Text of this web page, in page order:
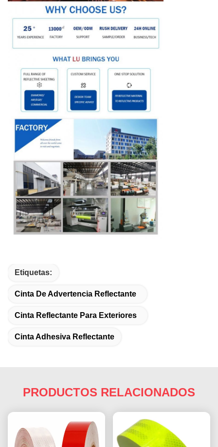
Etiquetas:
Cinta De Advertencia Reflectante
Cinta Reflectante Para Exteriores
Cinta Adhesiva Reflectante
PRODUCTOS RELACIONADOS